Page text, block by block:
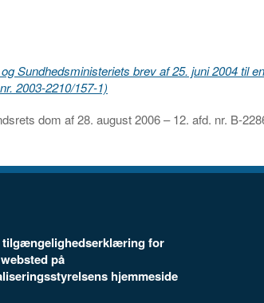
Sundhedsministeriets brev af 25. juni 2004 til
2003-2210/157-1)
dom af 28. august 2006 – 12. afd. nr. B-
tilgængelighedserklæring for
på
hjemmeside